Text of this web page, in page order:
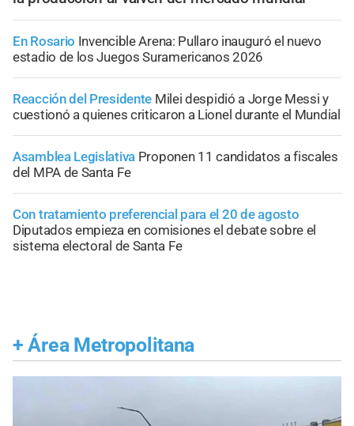
En Rosario Invencible Arena: Pullaro inauguró el nuevo
estadio de los Juegos Suramericanos 2026
Reacción del Presidente Milei despidió a Jorge Messi y
cuestionó a quienes criticaron a Lionel durante el Mundial
Asamblea Legislativa Proponen 11 candidatos a fiscales
del MPA de Santa Fe
Con tratamiento preferencial para el 20 de agosto
Diputados empieza en comisiones el debate sobre el
sistema electoral de Santa Fe
+ Área Metropolitana